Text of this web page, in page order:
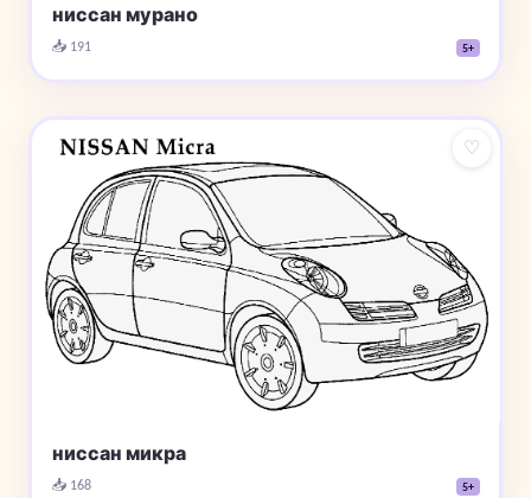
ниссан мурано
📥 191 5+
♡
ниссан микра
📥 168 5+